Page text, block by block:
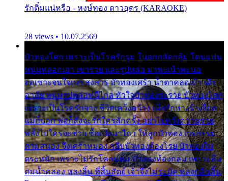
รักติ๋มแน่หรือ - หงษ์ทอง ดาวอุดร (KARAOKE)
28 views • 10.07.2569
บัวทองโศก เพราะเป็นโรครักรุม ในอกกลัดกลุ้ม โดนแฟน
หนุ่มหลอกเอา เขารวย และรูปหล่อ มาพะเน้าพะนอ
ออเซาะจนใจเบา สงสาร บัวทองเศร้า น้ำตาคลอเบ้า เฝ้า
อาลัย หนุ่มรูปหล่อหนีไกล หัวใจบัวทองระรวย บัวทองโศก
เพราะเป็นโรครักจาง ชีวิตเคว้งคว้าง เมื่อรักห่างร้างไกล
แม่ก็บอก พ่อก็สั่งจะรักใครสักครั้ง อย่าไปหวังความรวย
พลั้งไปใครจะช่วย ซื้อเปลมาไกว ให้ลูกบัวทอง เวรกรรม
ตามสนอง จึงเศร้าหมอง กลีบบัวทองต้องโรย บัวทองไม่
ตระหนัก เพราะไม่รักโคลนตม บัวทองท้องกลม เพราะลืม
ตมน้ำคลอง หลงลิ้น ที่สิ้นสัตย์ เจ้าจึงไม่ระมัด หลงกลิ่นลิ้น